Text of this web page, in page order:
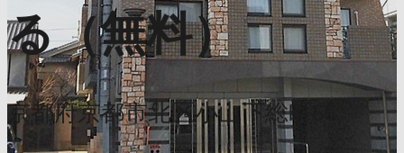
る（無料）
京都府京都市北区小山下総町66